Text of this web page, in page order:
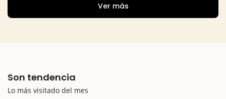
Ver más
Son tendencia
Lo más visitado del mes